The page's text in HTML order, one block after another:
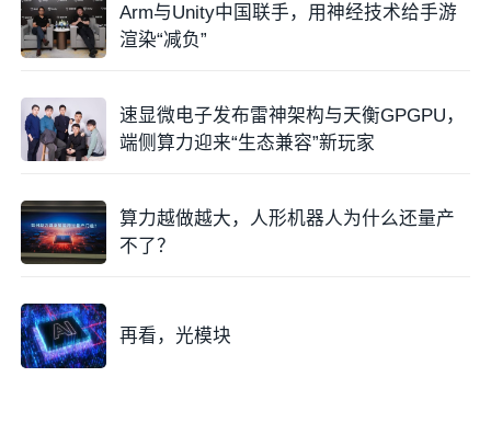
Arm与Unity中国联手，用神经技术给手游
渲染“减负”
速显微电子发布雷神架构与天衡GPGPU，
端侧算力迎来“生态兼容”新玩家
算力越做越大，人形机器人为什么还量产
不了？
再看，光模块